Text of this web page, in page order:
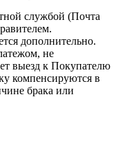
службой (Почта
дополнительно.
не
выезд к Покупателю
компенсируются в
брака или